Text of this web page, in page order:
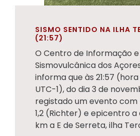
SISMO SENTIDO NA ILHA
(21:57)
O Centro de Informação
Sismovulcânica dos
informa que às 21:57
UTC-1), do dia 3 de
registado um evento com
1,2 (Richter) e epicentro
km a E de Serreta, ilha